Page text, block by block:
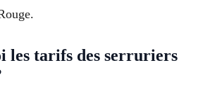
les tarifs des serruriers